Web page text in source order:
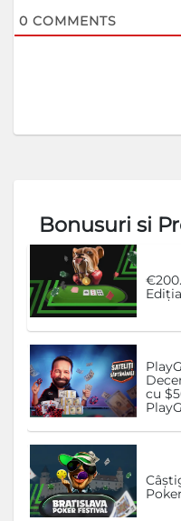
0 COMMENTS
Bonusuri si
cu